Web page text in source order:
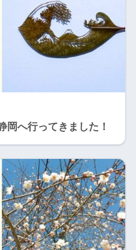
岡へ行ってきました！